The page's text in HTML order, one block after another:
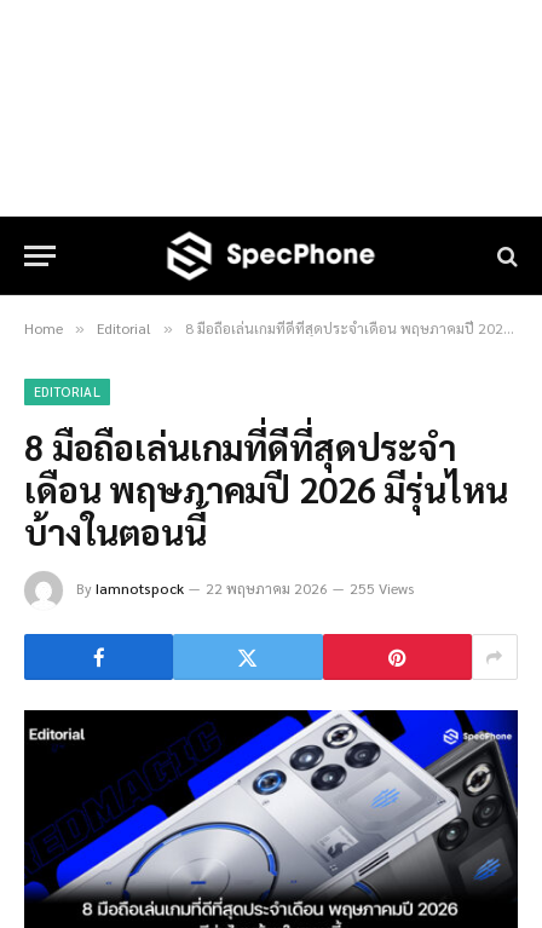
Home » Editorial » 8 มือถือเล่นเกมที่ดีที่สุดประจำเดือน พฤษภาคมปี 2026 มีรุ่นไหนบ้างในตอนนี้
EDITORIAL
8 มือถือเล่นเกมที่ดีที่สุดประจำ
เดือน พฤษภาคมปี 2026 มีรุ่นไหน
บ้างในตอนนี้
ByIamnotspock 22 พฤษภาคม 2026 255 Views